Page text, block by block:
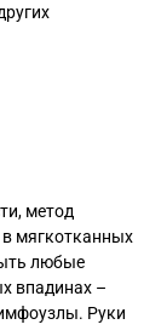
метод
мягкотканных
любые
впадинах –
Руки